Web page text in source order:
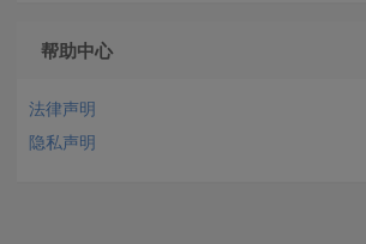
帮助中心
法律声明
隐私声明